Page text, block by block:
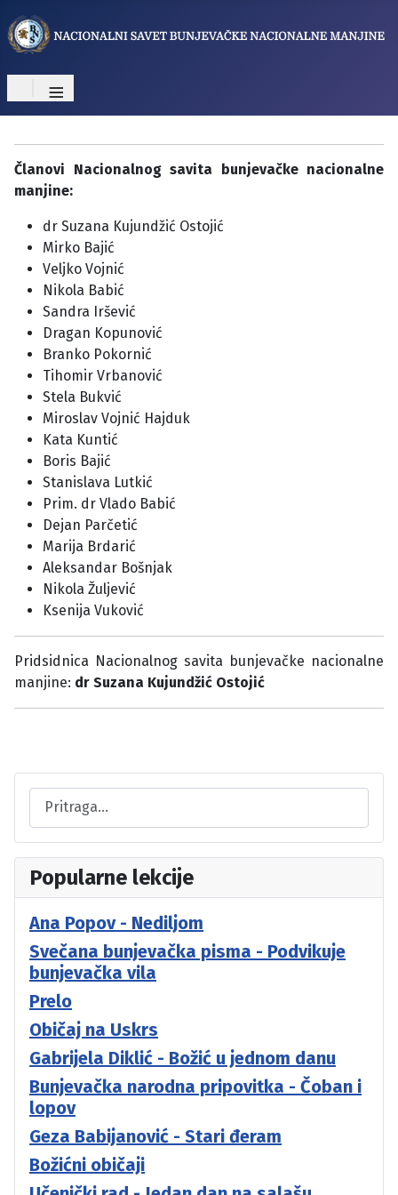
≡
Članovi Nacionalnog savita bunjevačke nacionalne
manjine:
dr Suzana Kujundžić Ostojić
Mirko Bajić
Veljko Vojnić
Nikola Babić
Sandra Iršević
Dragan Kopunović
Branko Pokornić
Tihomir Vrbanović
Stela Bukvić
Miroslav Vojnić Hajduk
Kata Kuntić
Boris Bajić
Stanislava Lutkić
Prim. dr Vlado Babić
Dejan Parčetić
Marija Brdarić
Aleksandar Bošnjak
Nikola Žuljević
Ksenija Vuković
Pridsidnica Nacionalnog savita bunjevačke nacionalne
manjine: dr Suzana Kujundžić Ostojić
Popularne lekcije
Ana Popov - Nediljom
Svečana bunjevačka pisma - Podvikuje
bunjevačka vila
Prelo
Običaj na Uskrs
Gabrijela Diklić - Božić u jednom danu
Bunjevačka narodna pripovitka - Čoban i
lopov
Geza Babijanović - Stari đeram
Božićni običaji